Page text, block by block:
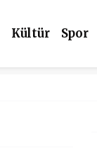
Kültür Spor